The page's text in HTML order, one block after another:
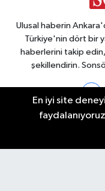
Ulusal haberin
Türkiye'nin dört bir
haberlerini takip
şekillendirin.
Ankara Nöbetçi
En iyi site